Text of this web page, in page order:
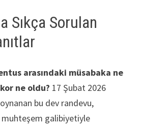
Sıkça Sorulan
arasındaki müsabaka ne
ne oldu? 17 Şubat 2026
bu dev randevu,
muhteşem galibiyetiyle